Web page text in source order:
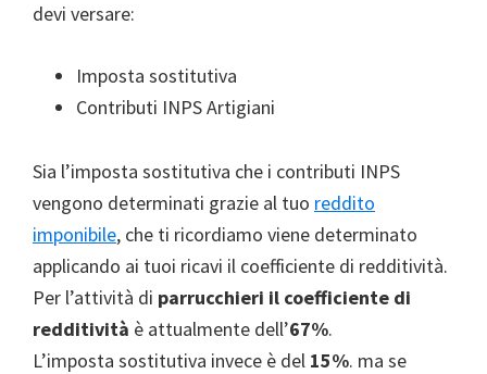
devi versare:
Imposta sostitutiva
Contributi INPS Artigiani
Sia l’imposta sostitutiva che i contributi INPS
vengono determinati grazie al tuo reddito
imponibile, che ti ricordiamo viene determinato
applicando ai tuoi ricavi il coefficiente di redditività.
Per l’attività di parrucchieri il coefficiente di
redditività è attualmente dell’67%.
L’imposta sostitutiva invece è del 15%. ma se